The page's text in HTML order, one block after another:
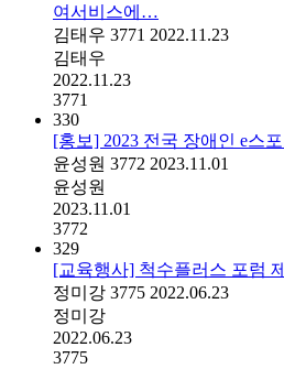
여서비스에…
김태우 3771 2022.11.23
김태우
2022.11.23
3771
330
[홍보] 2023 전국 장애인 e스
윤성원 3772 2023.11.01
윤성원
2023.11.01
3772
329
[교육행사] 척수플러스 포럼
정미강 3775 2022.06.23
정미강
2022.06.23
3775